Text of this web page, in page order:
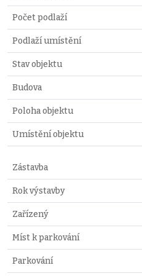
Počet podlaží
Podlaží umístění
Stav objektu
Budova
Poloha objektu
Umístění objektu
Zástavba
Rok výstavby
Zařízený
Míst k parkování
Parkování